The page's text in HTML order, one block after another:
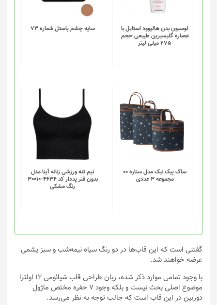
لوسیون بدن هالیوود استایل با
عصاره گلیسیرین طبیعی حجم
275 میلی لیتر
سایه چشم پاستل شماره 73
ساک پیک نیک مدل ستاره 00
مجموعه 3 عددی
این
محصول
دارای
انواع
مختلفی
گزینه
ها
محصول
انتخاب
شوند
نیم تنه ورزشی زنانه آینا مدل
بدون فنر پددار کد 4634-30010
رنگ مشکی
محصول
دارای
باشد.
گزینه
ها
ممکن
محصول
شوند
گفتنی است که این قاب‌ها در دو رنگ سیاه نیمه‌شب و سبز یشمی
عرضه خواهند شد.
با وجود تمامی موارد ذکر شده، زبان طراحی قاب شیائومی 12 اولترا
موضوع اصلی بحث نیست و بلکه وجود 7 حفره مختص ماژول
دوربین در این قاب است که جالب توجه به نظر می‌رسد.